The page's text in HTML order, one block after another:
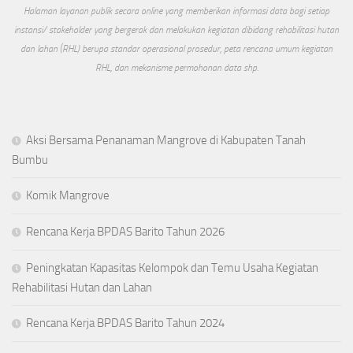
Halaman layanan publik secara online yang memberikan informasi data bagi setiap
instansi/ stakeholder yang bergerak dan melakukan kegiatan dibidang rehabilitasi hutan
dan lahan (RHL) berupa standar operasional prosedur, peta rencana umum kegiatan
RHL, dan mekanisme permohonan data shp.
Aksi Bersama Penanaman Mangrove di Kabupaten Tanah
Bumbu
Komik Mangrove
Rencana Kerja BPDAS Barito Tahun 2026
Peningkatan Kapasitas Kelompok dan Temu Usaha Kegiatan
Rehabilitasi Hutan dan Lahan
Rencana Kerja BPDAS Barito Tahun 2024